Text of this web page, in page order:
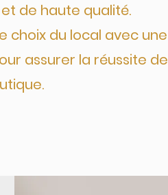
de haute qualité.
choix du local avec
assurer la réussite